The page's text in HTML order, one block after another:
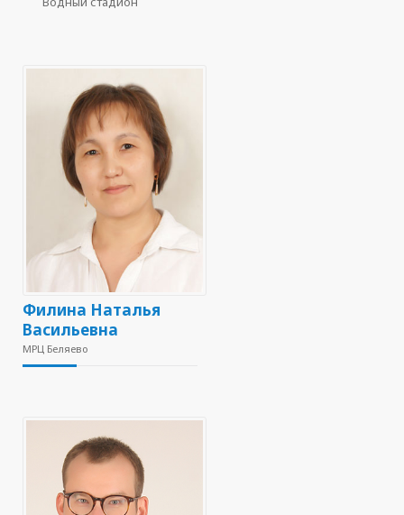
Филина Наталья
Васильевна
МРЦ Беляево